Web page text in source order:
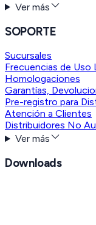
Ver más
SOPORTE
Sucursales
Frecuencias de Uso
Homologaciones
Garantías,
Pre-registro para
Atención a Clientes
Distribuidores No
Ver más
Downloads